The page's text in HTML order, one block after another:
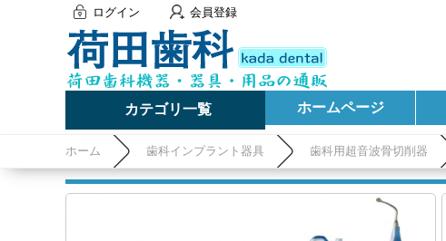
ログイン 会員登録
カテゴリ一覧 ホームページ
ホーム 歯科インプラント器具 歯科用超音波骨切削器